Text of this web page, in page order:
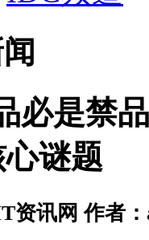
必是禁
谜题
资讯网 作者